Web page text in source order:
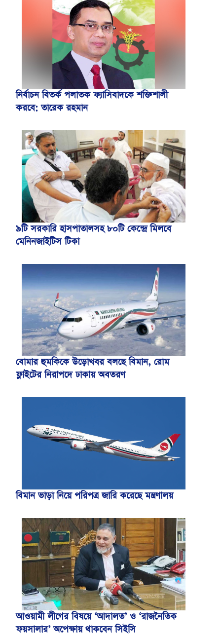
নির্বাচন বিতর্ক পলাতক ফ্যাসিবাদকে শক্তিশালী
করবে: তারেক রহমান
৯টি সরকারি হাসপাতালসহ ৮০টি কেন্দ্রে মিলবে
মেনিনজাইটিস টিকা
বোমার হুমকিকে উড়োখবর বলছে বিমান, রোম
ফ্লাইটের নিরাপদে ঢাকায় অবতরণ
বিমান ভাড়া নিয়ে পরিপত্র জারি করেছে মন্ত্রণালয়
আওয়ামী লীগের বিষয়ে ‘আদালত’ ও ‘রাজনৈতিক
ফয়সালার’ অপেক্ষায় থাকবেন সিইসি